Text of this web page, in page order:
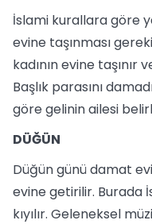
İslami kurallara göre
evine taşınması
kadının evine
Başlık parasını
göre gelinin ailesi
DÜĞÜN
Düğün günü damat
evine getirilir. Burada
kıyılır. Geleneksel